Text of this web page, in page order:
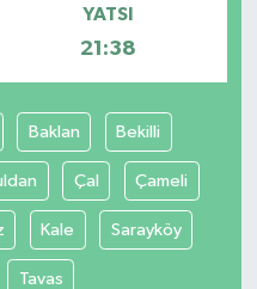
YATSI
21:38
Baklan Bekilli
Çal Çameli
Kale Sarayköy
Tavas